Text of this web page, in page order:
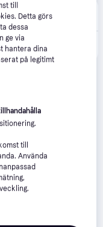
Värmeväxlare, kupévärmare NRF 54271 för AUDI, SEAT, SKODA, VW
till
Detta görs
dessa
ge via
hantera dina
på legitimt
till
Använda